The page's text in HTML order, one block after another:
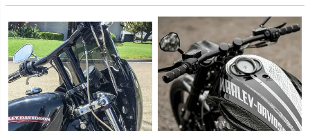
Thrashin Supply（スラッシンサプラ